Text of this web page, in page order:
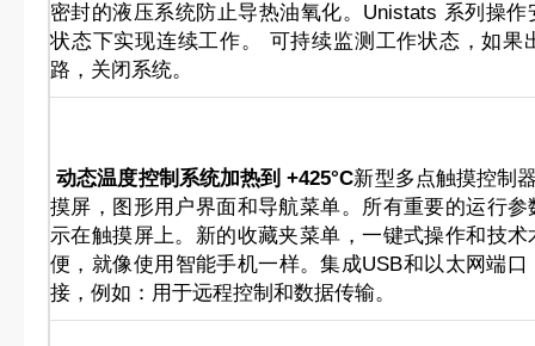
密封的液压系统防止导热油氧化。Unistats 系列操
状态下实现连续工作。 可持续监测工作状态，如果
路，关闭系统。
动态温度控制系统加热到 +425°C新型多点触摸控制
摸屏，图形用户界面和导航菜单。所有重要的运行
示在触摸屏上。新的收藏夹菜单，一键式操作和技
便，就像使用智能手机一样。集成USB和以太网端
接，例如：用于远程控制和数据传输。